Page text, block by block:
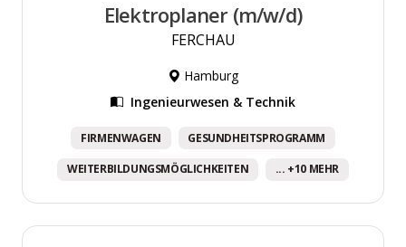
Elektroplaner (m/w/d)
FERCHAU
Hamburg
Ingenieurwesen & Technik
FIRMENWAGEN GESUNDHEITSPROGRAMM
WEITERBILDUNGSMÖGLICHKEITEN ... +10 MEHR